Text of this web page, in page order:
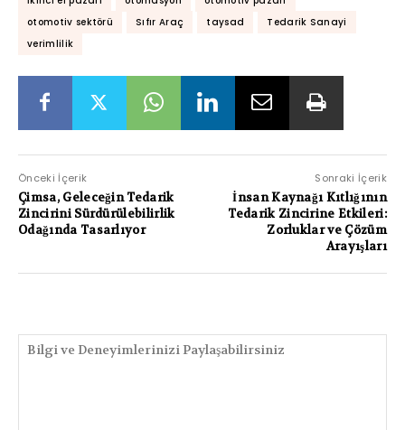
otomotiv sektörü
Sıfır Araç taysad
Tedarik Sanayi
verimlilik
Önceki İçerik
Çimsa, Geleceğin Tedarik
Zincirini Sürdürülebilirlik
Odağında Tasarlıyor
Sonraki İçerik
İnsan Kaynağı Kıtlığının
Tedarik Zincirine Etkileri:
Zorluklar ve Çözüm
Arayışları